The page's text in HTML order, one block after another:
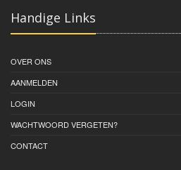
Handige Links
OVER ONS
AANMELDEN
LOGIN
WACHTWOORD VERGETEN?
CONTACT